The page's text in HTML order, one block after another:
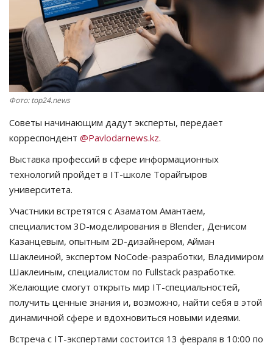
СПОРТ
Чек-лист
РАЗВЛЕЧЕНИЯ
Курултай
Язык
Фото: top24.news
Советы начинающим дадут эксперты, передает
корреспондент @Pavlodarnews.kz.
Выставка профессий в сфере информационных
технологий пройдет в IT-школе Торайгыров
университета.
Участники встретятся с Азаматом Амантаем,
специалистом 3D-моделирования в Blender, Денисом
Казанцевым, опытным 2D-дизайнером, Айман
Шаклеиной, экспертом NoCode-разработки, Владимиром
Шаклеиным, специалистом по Fullstack разработке.
Желающие смогут открыть мир IT-специальностей,
получить ценные знания и, возможно, найти себя в этой
динамичной сфере и вдохновиться новыми идеями.
Встреча с IT-экспертами состоится 13 февраля в 10:00 по